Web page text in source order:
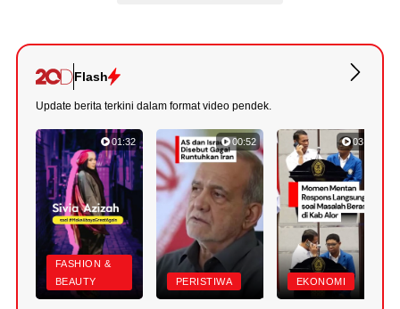
Flash
Update berita terkini dalam format video pendek.
01:32
FASHION &
BEAUTY
00:52
PERISTIWA
03:22
EKONOMI